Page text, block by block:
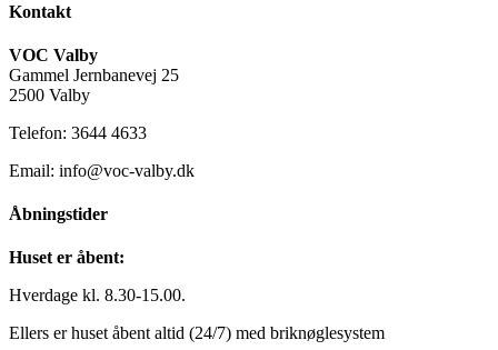
Kontakt
VOC Valby
Gammel Jernbanevej 25
2500 Valby
Telefon: 3644 4633
Email: info@voc-valby.dk
Åbningstider
Huset er åbent:
Hverdage kl. 8.30-15.00.
Ellers er huset åbent altid (24/7) med briknøglesystem